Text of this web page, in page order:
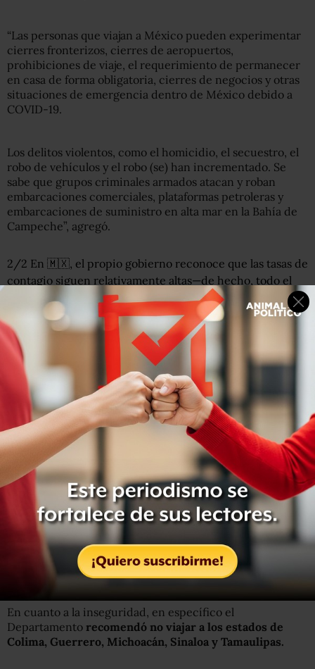
“Las personas que viajan a México pueden experimentar
cierres fronterizos, cierres de aeropuertos,
prohibiciones de viaje, el requerimiento de permanecer
en casa de forma obligatoria, cierres de negocios y otras
situaciones de emergencia dentro de México debido a
COVID-19.
Los delitos violentos, como el homicidio, el secuestro, el
robo de vehículos y el robo (se) han incrementado. Se
sabe que grupos criminales armados atacan y roban
embarcaciones comerciales, plataformas petroleras y
embarcaciones de suministro en alta mar en la Bahía de
Campeche”, agregó.
2/2 En 🇲🇽, el propio gobierno reconoce que las tasas de
contagio siguen relativamente altas—de hecho, todo el
país está en semáforo rojo o naranja. Por ahora entonces
🇲🇽 (como mucho del mundo) se queda a Nivel 4. La
advertencia se revisará de manera contínua durante la
pandemia.
— Embajador Ken Salazar (@USAmbMex)August 7, 2020
En cuanto a la inseguridad, en específico el
Departamento recomendó no viajar a los estados de
Colima, Guerrero, Michoacán, Sinaloa y Tamaulipas.